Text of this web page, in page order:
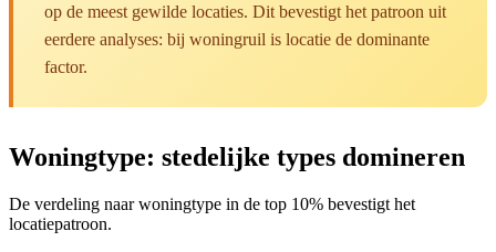
op de meest gewilde locaties. Dit bevestigt het patroon uit
eerdere analyses: bij woningruil is locatie de dominante
factor.
Woningtype: stedelijke types domineren
De verdeling naar woningtype in de top 10% bevestigt het
locatiepatroon.